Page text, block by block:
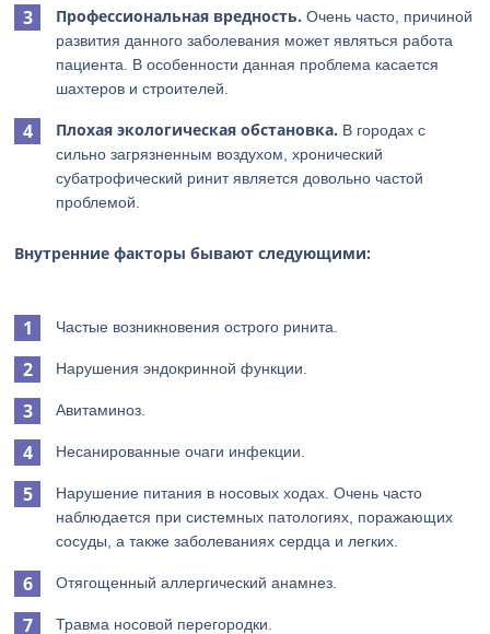
Профессиональная вредность. Очень часто, причиной
развития данного заболевания может являться работа
пациента. В особенности данная проблема касается
шахтеров и строителей.
Плохая экологическая обстановка. В городах с
сильно загрязненным воздухом, хронический
субатрофический ринит является довольно частой
проблемой.
Внутренние факторы бывают следующими:
Частые возникновения острого ринита.
Нарушения эндокринной функции.
Авитаминоз.
Несанированные очаги инфекции.
Нарушение питания в носовых ходах. Очень часто
наблюдается при системных патологиях, поражающих
сосуды, а также заболеваниях сердца и легких.
Отягощенный аллергический анамнез.
Травма носовой перегородки.